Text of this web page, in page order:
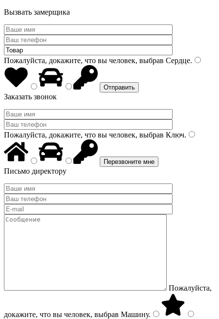
Вызвать замерщика
Пожалуйста, докажите, что вы человек, выбрав Сердце.
Заказать звонок
Пожалуйста, докажите, что вы человек, выбрав Ключ.
Письмо директору
Пожалуйста,
докажите, что вы человек, выбрав Машину.